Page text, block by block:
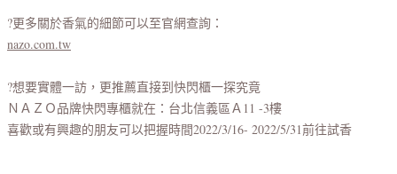
?更多關於香氣的細節可以至官網查詢：
nazo.com.tw
?想要實體一訪，更推薦直接到快閃櫃一探究竟
ＮＡＺＯ品牌快閃專櫃就在：台北信義區Ａ11 -3樓
喜歡或有興趣的朋友可以把握時間2022/3/16- 2022/5/31前往試香